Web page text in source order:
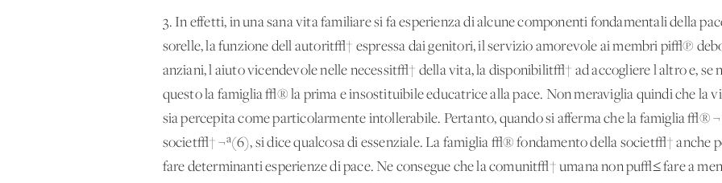
3. In effetti, in una sana vita familiare si fa esperienza di alcune componenti fondamentali della
sorelle, la funzione dell'autorit√† espressa dai genitori, il servizio amorevole ai membri pi√π
anziani, l'aiuto vicendevole nelle necessit√† della vita, la disponibilit√† ad accogliere l'altro e, se
questo la famiglia √® la prima e insostituibile educatrice alla pace. Non meraviglia quindi che la
sia percepita come particolarmente intollerabile. Pertanto, quando si afferma che la famiglia √®
societ√† ¬ª(6), si dice qualcosa di essenziale. La famiglia √® fondamento della societ√† anche
fare determinanti esperienze di pace. Ne consegue che la comunit√† umana non pu√≤ fare a